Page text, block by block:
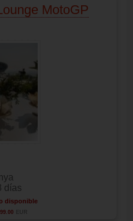
MotoGP
días
disponible
EUR